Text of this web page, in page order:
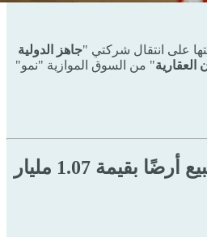
على انتقال شركتي "جاهز الدولية
العقارية" من السوق الموازية "نمو"
مجددًا .. جبل عمر تبيع أرضًا بقيمة 1.07 مليار